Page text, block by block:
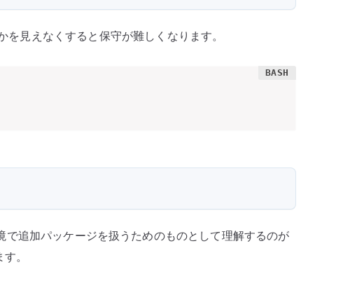
見えなくすると保守が難しくなります。
追加パッケージを扱うためのものとして理解するのが
。